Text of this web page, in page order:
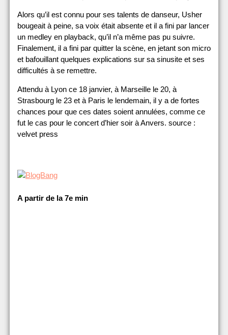
Alors qu’il est connu pour ses talents de danseur, Usher
bougeait à peine, sa voix était absente et il a fini par lancer
un medley en playback, qu’il n’a même pas pu suivre.
Finalement, il a fini par quitter la scène, en jetant son micro
et bafouillant quelques explications sur sa sinusite et ses
difficultés à se remettre.
Attendu à Lyon ce 18 janvier, à Marseille le 20, à
Strasbourg le 23 et à Paris le lendemain, il y a de fortes
chances pour que ces dates soient annulées, comme ce
fut le cas pour le concert d’hier soir à Anvers. source :
velvet press
A partir de la 7e min